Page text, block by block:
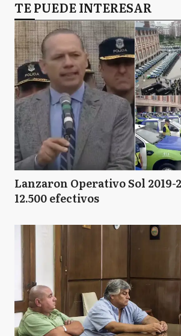
TE PUEDE INTERESAR
Lanzaron Operativo Sol 2019-
12.500 efectivos